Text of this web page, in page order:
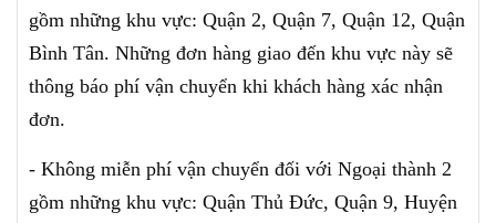
gồm những khu vực: Quận 2, Quận 7, Quận 12, Quận
Bình Tân. Những đơn hàng giao đến khu vực này sẽ
thông báo phí vận chuyển khi khách hàng xác nhận
đơn.
- Không miễn phí vận chuyển đối với Ngoại thành 2
gồm những khu vực: Quận Thủ Đức, Quận 9, Huyện